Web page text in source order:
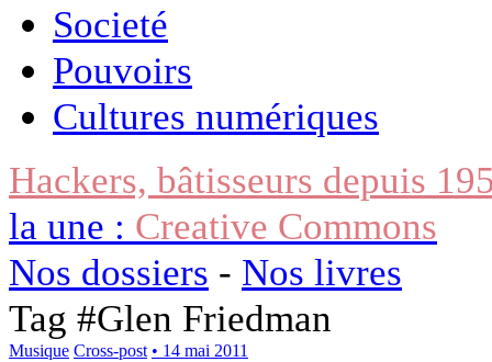
Societé
Pouvoirs
Cultures numériques
Hackers, bâtisseurs depuis
la une : Creative Commons
Nos dossiers - Nos livres
Tag #Glen Friedman
Musique Cross-post • 14 mai 2011